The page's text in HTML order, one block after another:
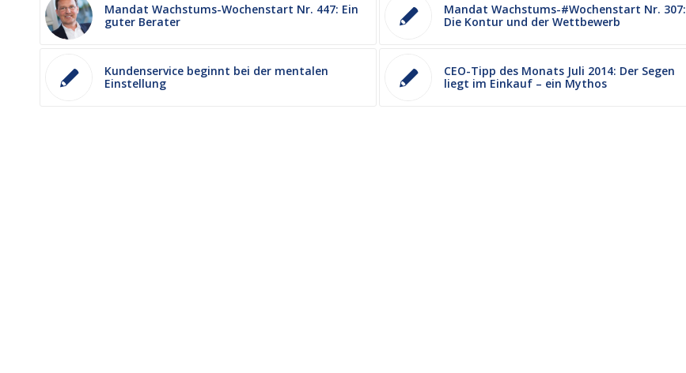
Mandat Wachstums-Wochenstart Nr. 447: Ein
guter Berater
Mandat Wachstums-#Wochenstart Nr. 307:
Die Kontur und der Wettbewerb
Kundenservice beginnt bei der mentalen
Einstellung
CEO-Tipp des Monats Juli 2014: Der Segen
liegt im Einkauf – ein Mythos